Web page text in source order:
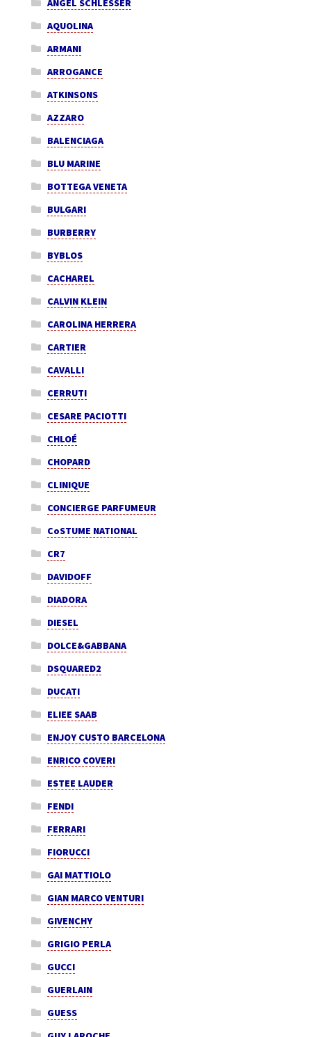
ANGEL SCHLESSER
AQUOLINA
ARMANI
ARROGANCE
ATKINSONS
AZZARO
BALENCIAGA
BLU MARINE
BOTTEGA VENETA
BULGARI
BURBERRY
BYBLOS
CACHAREL
CALVIN KLEIN
CAROLINA HERRERA
CARTIER
CAVALLI
CERRUTI
CESARE PACIOTTI
CHLOÉ
CHOPARD
CLINIQUE
CONCIERGE PARFUMEUR
CoSTUME NATIONAL
CR7
DAVIDOFF
DIADORA
DIESEL
DOLCE&GABBANA
DSQUARED2
DUCATI
ELIEE SAAB
ENJOY CUSTO BARCELONA
ENRICO COVERI
ESTEE LAUDER
FENDI
FERRARI
FIORUCCI
GAI MATTIOLO
GIAN MARCO VENTURI
GIVENCHY
GRIGIO PERLA
GUCCI
GUERLAIN
GUESS